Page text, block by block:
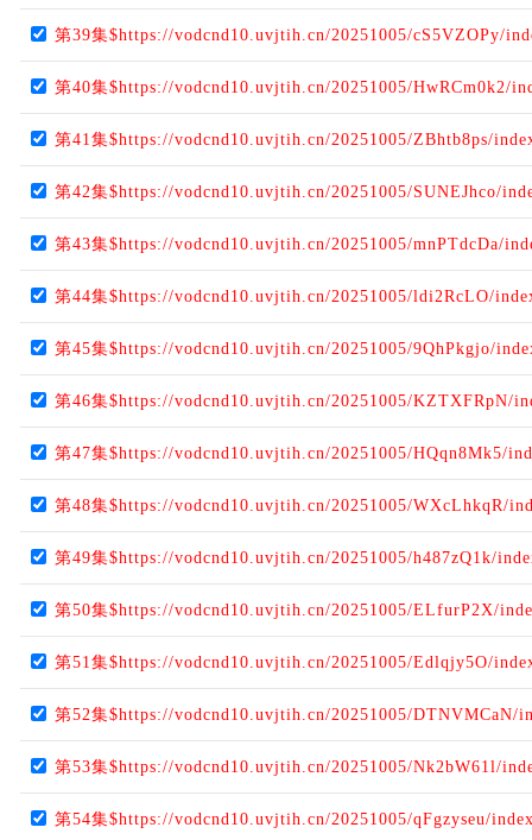
第39集$https://vodcnd10.uvjtih.cn/20251005/cS5VZOPy/
第40集$https://vodcnd10.uvjtih.cn/20251005/HwRCm0k2/
第41集$https://vodcnd10.uvjtih.cn/20251005/ZBhtb8ps/
第42集$https://vodcnd10.uvjtih.cn/20251005/SUNEJhco/
第43集$https://vodcnd10.uvjtih.cn/20251005/mnPTdcDa/
第44集$https://vodcnd10.uvjtih.cn/20251005/ldi2RcLO/
第45集$https://vodcnd10.uvjtih.cn/20251005/9QhPkgjo/
第46集$https://vodcnd10.uvjtih.cn/20251005/KZTXFRpN/
第47集$https://vodcnd10.uvjtih.cn/20251005/HQqn8Mk5/
第48集$https://vodcnd10.uvjtih.cn/20251005/WXcLhkqR/
第49集$https://vodcnd10.uvjtih.cn/20251005/h487zQ1k/
第50集$https://vodcnd10.uvjtih.cn/20251005/ELfurP2X/
第51集$https://vodcnd10.uvjtih.cn/20251005/Edlqjy5O/
第52集$https://vodcnd10.uvjtih.cn/20251005/DTNVMCaN/
第53集$https://vodcnd10.uvjtih.cn/20251005/Nk2bW61l/
第54集$https://vodcnd10.uvjtih.cn/20251005/qFgzyseu/